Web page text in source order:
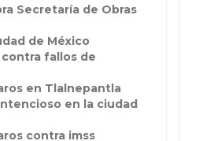
Secretaría de Obras
de México
fallos de
en Tlalnepantla
en la ciudad
contra imss